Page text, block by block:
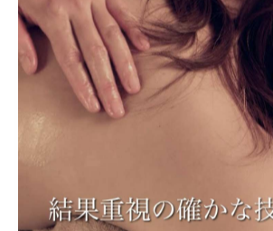
関連タグ
#阿波座
全てのカテゴリー